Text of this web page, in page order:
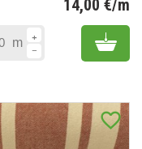
14,00 €/m
m Add
favorite_border